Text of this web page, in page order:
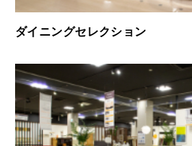
ダイニングセレクション